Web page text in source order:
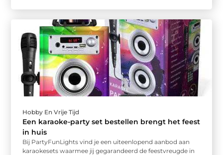
Hobby En Vrije Tijd
Een karaoke-party set bestellen brengt het feest
in huis
Bij PartyFunLights vind je een uiteenlopend aanbod aan
karaokesets waarmee jij gegarandeerd de feestvreugde in